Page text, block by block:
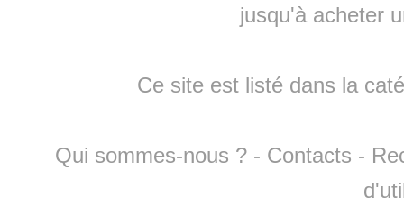
jusqu'à acheter
Ce site est listé dans la
Qui sommes-nous ? - Contacts -